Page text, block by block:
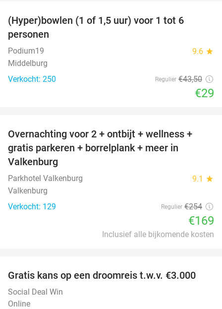
(Hyper)bowlen (1 of 1,5 uur) voor 1 tot 6
personen
Podium19 9.6 star
Middelburg
Verkocht: 250
Regulier €43,50
€29
33%
Overnachting voor 2 + ontbijt + wellness +
gratis parkeren + borrelplank + meer in
Valkenburg
Parkhotel Valkenburg 9.1 star
Valkenburg
Verkocht: 129
Regulier €254
€169
Inclusief alle bijkomende kosten
Gratis kans op een droomreis t.w.v. €3.000
Social Deal Win
Online